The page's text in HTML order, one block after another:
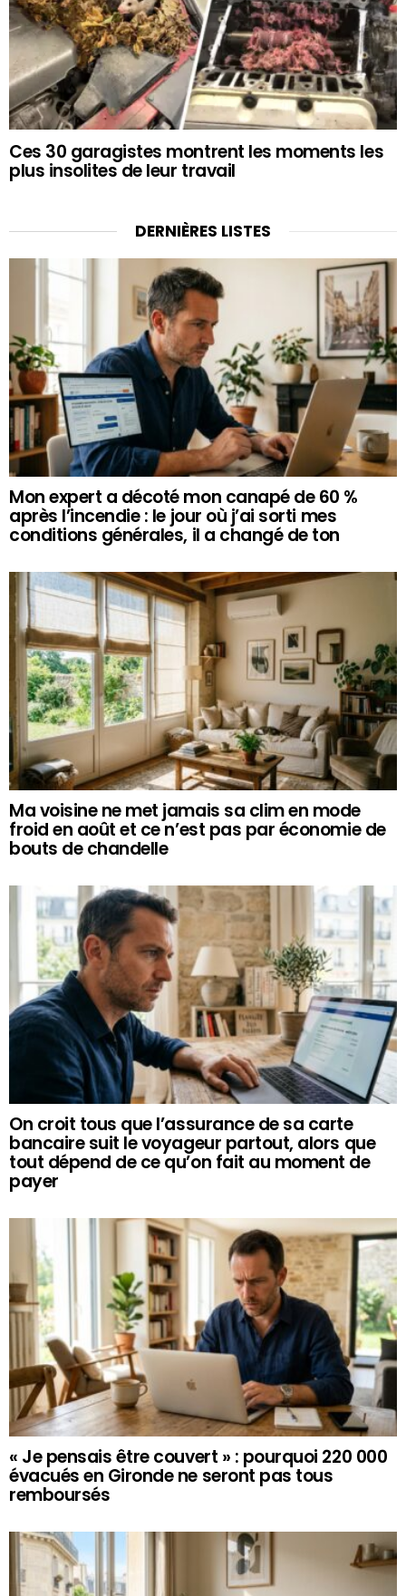
Ces 30 garagistes montrent les moments les
plus insolites de leur travail
DERNIÈRES LISTES
Mon expert a décoté mon canapé de 60 %
après l’incendie : le jour où j’ai sorti mes
conditions générales, il a changé de ton
Ma voisine ne met jamais sa clim en mode
froid en août et ce n’est pas par économie de
bouts de chandelle
On croit tous que l’assurance de sa carte
bancaire suit le voyageur partout, alors que
tout dépend de ce qu’on fait au moment de
payer
« Je pensais être couvert » : pourquoi 220 000
évacués en Gironde ne seront pas tous
remboursés